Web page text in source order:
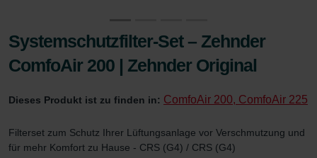
Systemschutzfilter-Set – Zehnder
ComfoAir 200 | Zehnder Original
Dieses Produkt ist zu finden in: ComfoAir 200, ComfoAir 225
Filterset zum Schutz Ihrer Lüftungsanlage vor Verschmutzung und
für mehr Komfort zu Hause - CRS (G4) / CRS (G4)